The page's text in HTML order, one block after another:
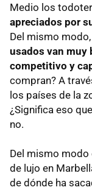
Medio los
apreciados por
Del mismo modo,
usados van muy
competitivo y
compran? A
los países de la
¿Significa eso
no.
Del mismo modo
de lujo en
de dónde ha